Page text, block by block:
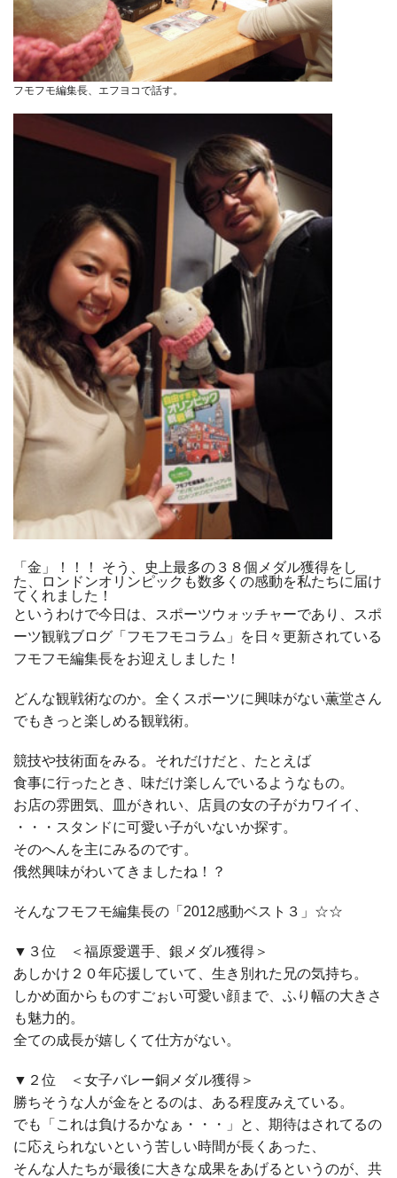
フモフモ編集長、エフヨコで話す。
「金」！！！ そう、史上最多の３８個メダル獲得をし
た、ロンドンオリンピックも数多くの感動を私たちに届け
てくれました！
というわけで今日は、スポーツウォッチャーであり、スポ
ーツ観戦ブログ「フモフモコラム」を日々更新されている
フモフモ編集長をお迎えしました！
どんな観戦術なのか。全くスポーツに興味がない薫堂さん
でもきっと楽しめる観戦術。
競技や技術面をみる。それだけだと、たとえば
食事に行ったとき、味だけ楽しんでいるようなもの。
お店の雰囲気、皿がきれい、店員の女の子がカワイイ、
・・・スタンドに可愛い子がいないか探す。
そのへんを主にみるのです。
俄然興味がわいてきましたね！？
そんなフモフモ編集長の「2012感動ベスト３」☆☆
▼３位 ＜福原愛選手、銀メダル獲得＞
あしかけ２０年応援していて、生き別れた兄の気持ち。
しかめ面からものすごぉい可愛い顔まで、ふり幅の大きさ
も魅力的。
全ての成長が嬉しくて仕方がない。
▼２位 ＜女子バレー銅メダル獲得＞
勝ちそうな人が金をとるのは、ある程度みえている。
でも「これは負けるかなぁ・・・」と、期待はされてるの
に応えられないという苦しい時間が長くあった、
そんな人たちが最後に大きな成果をあげるというのが、共